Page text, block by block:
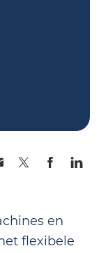
en
flexibele